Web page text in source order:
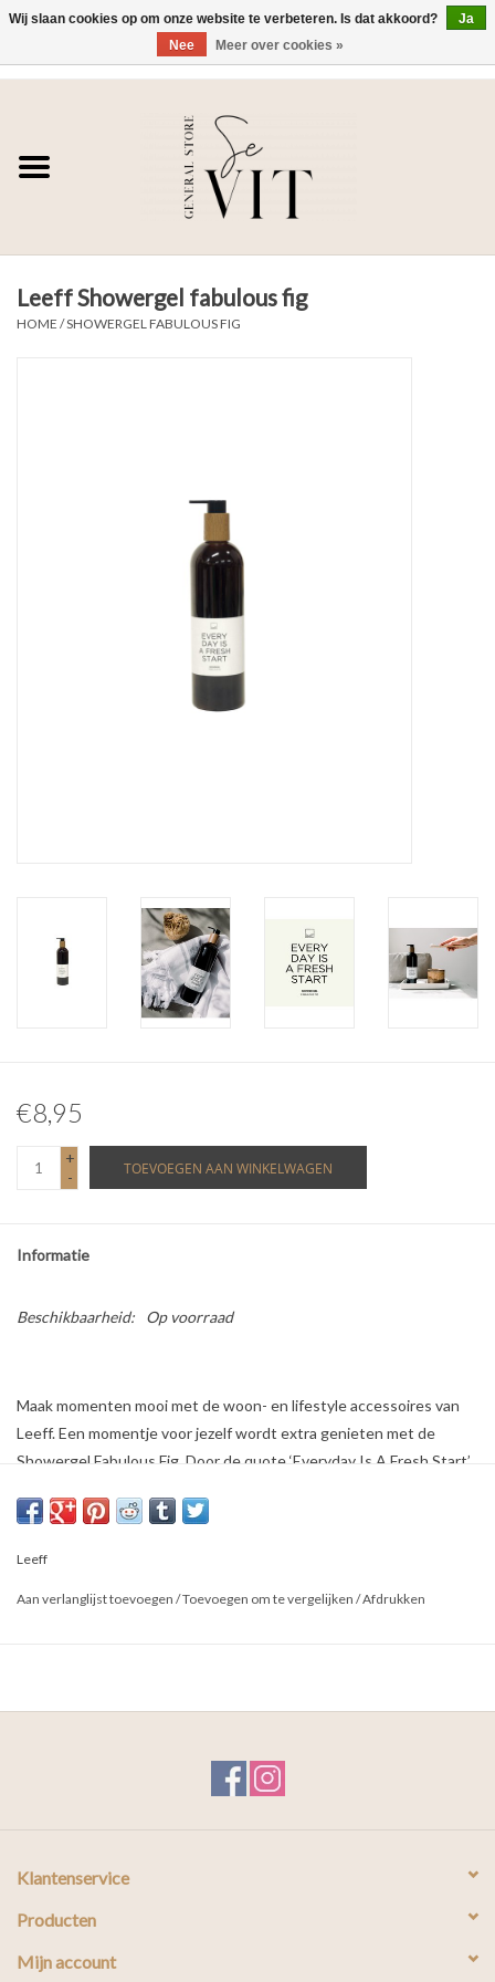
SE VIT
HEREN
Leeff Showergel fabulous fig
HOME /SHOWERGEL FABULOUS FIG
€8,95
+
-
TOEVOEGEN AAN WINKELWAGEN
Informatie
Beschikbaarheid: Op voorraad
Maak momenten mooi met de woon- en lifestyle accessoires van
Leeff. Een momentje voor jezelf wordt extra genieten met de
Showergel Fabulous Fig. Door de quote ‘Everyday Is A Fresh Start’
stijlvolle fles in ieders badkamer. De gehele verzorgingslijn van
Leeff
Aan verlanglijst toevoegen /Toevoegen om te vergelijken /Afdrukken
Klantenservice
Producten
Mijn account
Wij slaan cookies op om onze website te verbeteren. Is dat akkoord?
Ja
Nee
Meer over cookies »